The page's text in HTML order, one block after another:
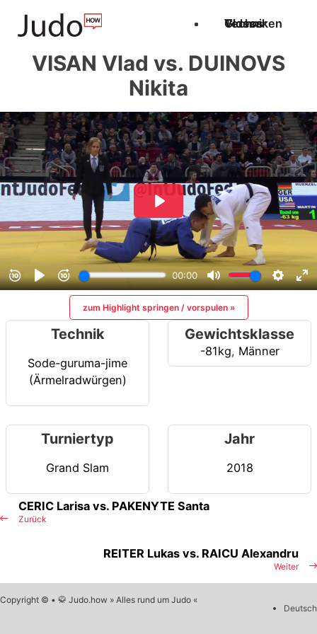
Techniken
Videos
Glossar
VISAN Vlad vs. DUINOVS
Nikita
zum Highlight springen / vorspulen »
Technik
Sode-guruma-jime
(Ärmelradwürgen)
Gewichtsklasse
-81kg, Männer
Turniertyp
Grand Slam
Jahr
2018
Zurück
CERIC Larisa vs. PAKENYTE Santa
Weiter
REITER Lukas vs. RAICU Alexandru
Copyright © • 🥋 Judo.how » Alles rund um Judo «
Deutsch